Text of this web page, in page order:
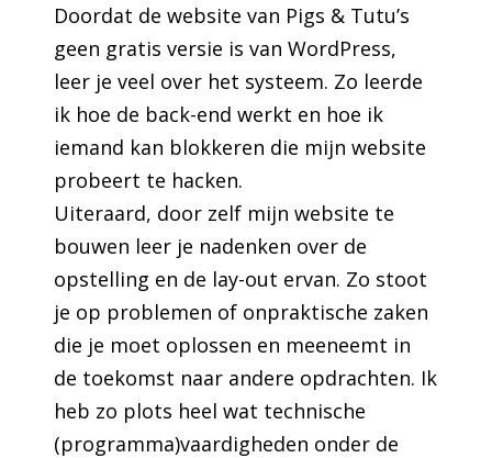
Doordat de website van Pigs & Tutu’s
geen gratis versie is van WordPress,
leer je veel over het systeem. Zo leerde
ik hoe de back-end werkt en hoe ik
iemand kan blokkeren die mijn website
probeert te hacken.
Uiteraard, door zelf mijn website te
bouwen leer je nadenken over de
opstelling en de lay-out ervan. Zo stoot
je op problemen of onpraktische zaken
die je moet oplossen en meeneemt in
de toekomst naar andere opdrachten. Ik
heb zo plots heel wat technische
(programma)vaardigheden onder de